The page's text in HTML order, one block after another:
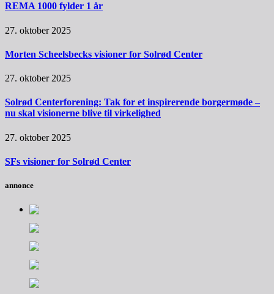
REMA 1000 fylder 1 år
27. oktober 2025
Morten Scheelsbecks visioner for Solrød Center
27. oktober 2025
Solrød Centerforening: Tak for et inspirerende borgermøde –
nu skal visionerne blive til virkelighed
27. oktober 2025
SFs visioner for Solrød Center
annonce